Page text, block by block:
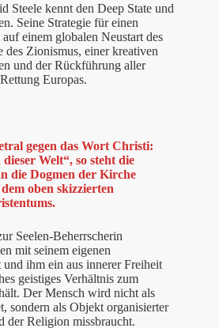
Steele kennt den Deep State und
Seine Strategie für einen
einem globalen Neustart des
des Zionismus, einer kreativen
und der Rückführung aller
Europas.
gegen das Wort Christi:
Welt“, so steht die
die Dogmen der Kirche
oben skizzierten
Seelen-Beherrscherin
mit seinem eigenen
ihm ein aus innerer Freiheit
geistiges Verhältnis zum
Der Mensch wird nicht als
sondern als Objekt organisierter
der Religion missbraucht.